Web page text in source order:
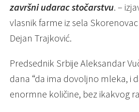
završni udarac stočarstvu. –
vlasnik farme iz sela
Dejan Trajković.
Predsednik Srbije Aleksandar
dana “da ima dovoljno mleka, i
enormne količine, bez ikakvog